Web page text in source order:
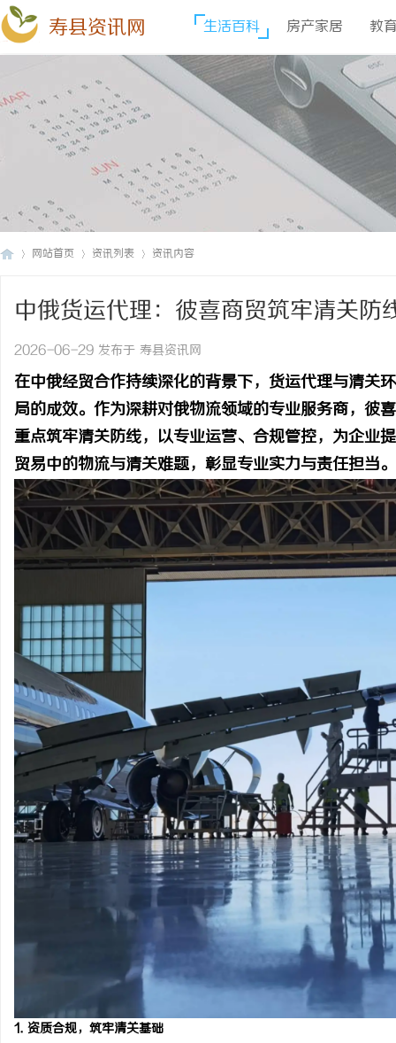
寿县资讯网 生活百科 房产家居 教
网站首页 资讯列表 资讯内容
中俄货运代理：彼喜商贸筑牢清关防
2026-06-29 发布于 寿县资讯网
在中俄经贸合作持续深化的背景下，货运代理与清关
局的成效。作为深耕对俄物流领域的专业服务商，彼
重点筑牢清关防线，以专业运营、合规管控，为企业
贸易中的物流与清关难题，彰显专业实力与责任担当。
1. 资质合规，筑牢清关基础
汉配眼镜 上海配眼镜 开场：你有没有在赛道